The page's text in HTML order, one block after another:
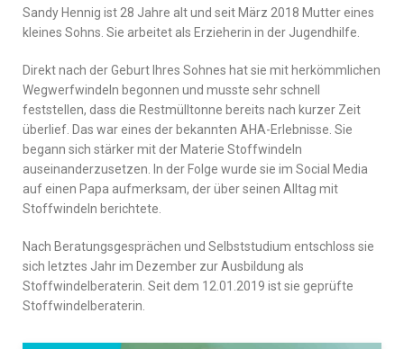
Sandy Hennig ist 28 Jahre alt und seit März 2018 Mutter eines
kleines Sohns. Sie arbeitet als Erzieherin in der Jugendhilfe.
Direkt nach der Geburt Ihres Sohnes hat sie mit herkömmlichen
Wegwerfwindeln begonnen und musste sehr schnell
feststellen, dass die Restmülltonne bereits nach kurzer Zeit
überlief. Das war eines der bekannten AHA-Erlebnisse. Sie
begann sich stärker mit der Materie Stoffwindeln
auseinanderzusetzen. In der Folge wurde sie im Social Media
auf einen Papa aufmerksam, der über seinen Alltag mit
Stoffwindeln berichtete.
Nach Beratungsgesprächen und Selbststudium entschloss sie
sich letztes Jahr im Dezember zur Ausbildung als
Stoffwindelberaterin. Seit dem 12.01.2019 ist sie geprüfte
Stoffwindelberaterin.